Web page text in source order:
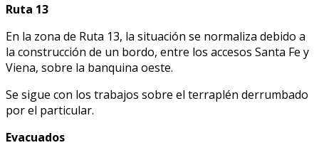
Ruta 13
En la zona de Ruta 13, la situación se normaliza debido a
la construcción de un bordo, entre los accesos Santa Fe y
Viena, sobre la banquina oeste.
Se sigue con los trabajos sobre el terraplén derrumbado
por el particular.
Evacuados